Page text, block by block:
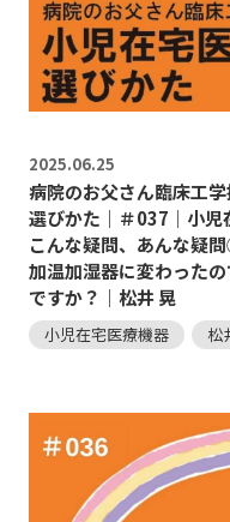
2025.06.25
病院のお父さん臨床工
選びかた｜＃037｜小児
こんな疑問、あんな疑
加温加湿器に変わった
ですか？｜松井 晃
小児在宅医療機器 松